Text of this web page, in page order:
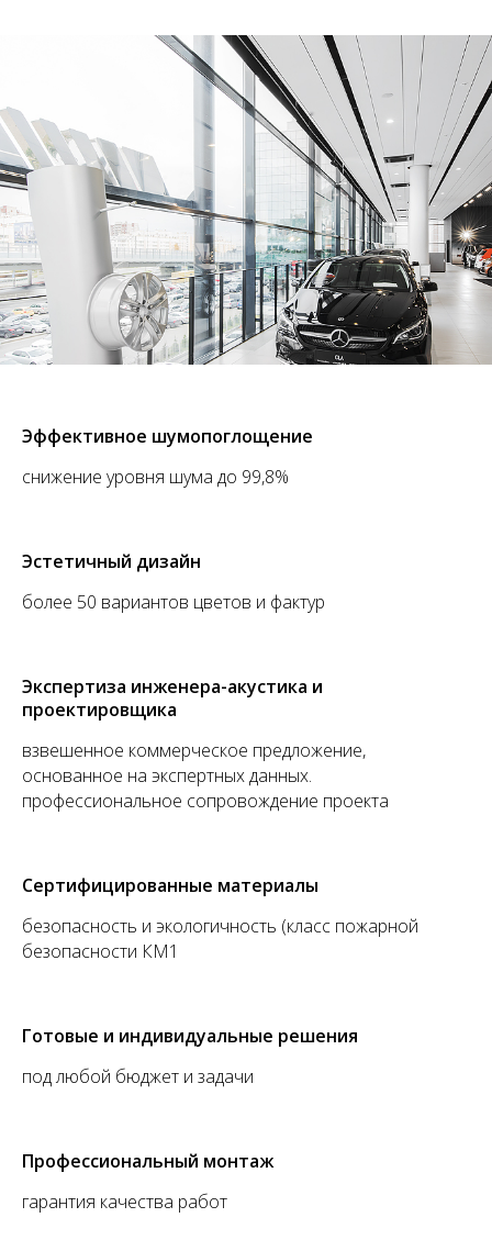
Эффективное шумопоглощение
снижение уровня шума до 99,8%
Эстетичный дизайн
более 50 вариантов цветов и фактур
Экспертиза инженера-акустика и
проектировщика
взвешенное коммерческое предложение,
основанное на экспертных данных.
профессиональное сопровождение проекта
Сертифицированные материалы
безопасность и экологичность (класс пожарной
безопасности КМ1
Готовые и индивидуальные решения
под любой бюджет и задачи
Профессиональный монтаж
гарантия качества работ